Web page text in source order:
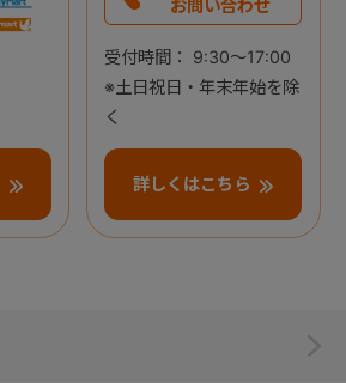
お問い合わせ
受付時間： 9:30～17:00
※土日祝日・年末年始を除
く
詳しくはこちら